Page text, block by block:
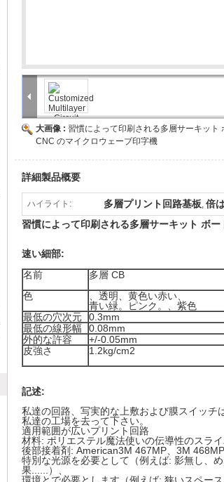
大画像 : 習慣によって印刷される多層サーキット
CNC のマイクロウェーブ印字機
詳細製品概要
ハイライト: 多層プリント回路基板, 倍
習慣によって印刷される多層サーキット ボ
速い細部:
名前
多層 CB
色
、透明、黄色い赤い、
青い緑。ピンク。、紫色
最低の穴次元
0.3mm
最低の線形幅
0.08mm
外的な許容
+/-0.05mm
皮強さ
1.2kg/cm2
記述:
私達の回路、写実的な上敷および膜スイッチ
私達の工場を去って下さい。
適用範囲が広いプリント回路
材料: ポリエステル魔法使いの伝導性のスラ
後部接着剤: American3M 467MP、3M
特別な光源を必要として（例えば: 影無し、
果......）、